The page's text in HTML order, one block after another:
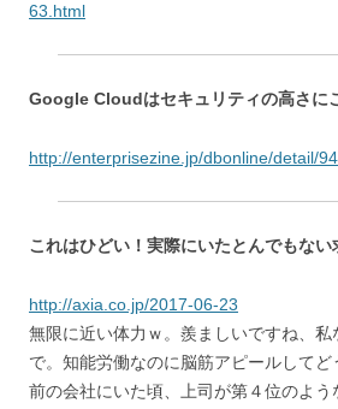
63.html
Google Cloudはセキュリティの高さに
http://enterprisezine.jp/dbonline/detail/
これはひどい！実際にいたとんでもない
http://axia.co.jp/2017-06-23
無限に近い体力ｗ。羨ましいですね、私
で。知能労働なのに脳筋アピールしてど
前の会社にいた頃、上司が第４位のよう